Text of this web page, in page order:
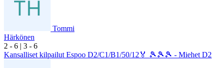
Tommi
Härkönen
2 - 6 | 3 - 6
Kansalliset kilpailut Espoo D2/C1/B1/50/12🏅 🎾🎾🎾 - Miehet D2